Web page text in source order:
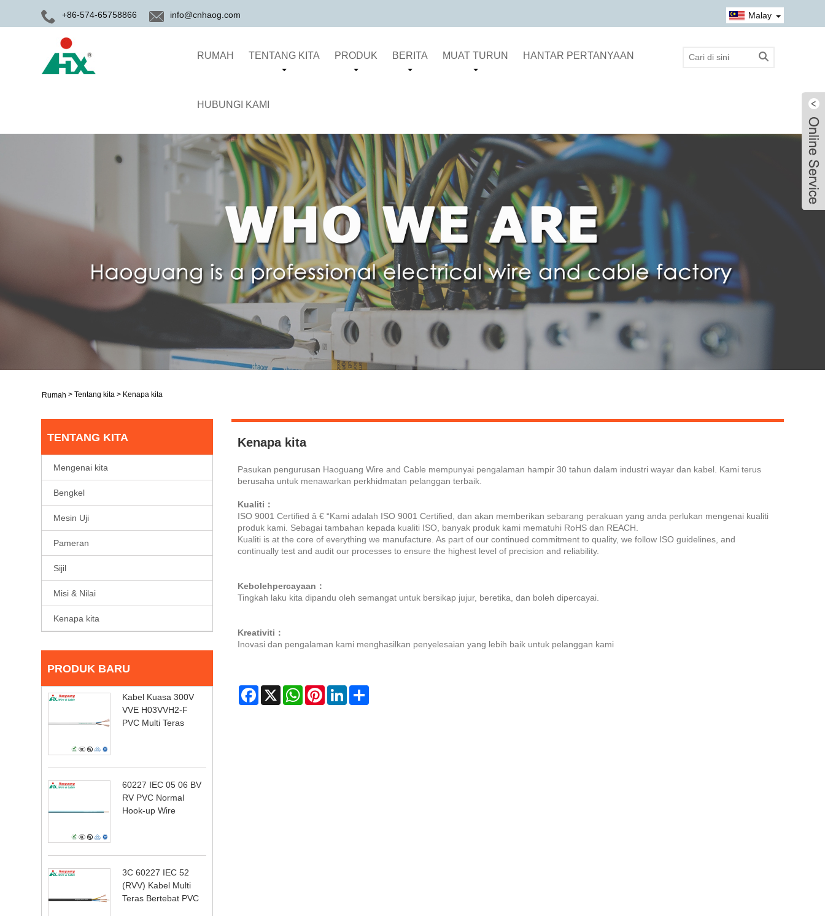
+86-574-65758866 info@cnhaog.com Malay
RUMAH TENTANG KITA PRODUK BERITA MUAT TURUN HANTAR PERTANYAAN
HUBUNGI KAMI
Rumah > Tentang kita > Kenapa kita
TENTANG KITA
Mengenai kita
Bengkel
Mesin Uji
Pameran
Sijil
Misi & Nilai
Kenapa kita
PRODUK BARU
Kabel Kuasa 300V
VVE H03VVH2-F
PVC Multi Teras
60227 IEC 05 06 BV
RV PVC Normal
Hook-up Wire
3C 60227 IEC 52
(RVV) Kabel Multi
Teras Bertebat PVC
Kenapa kita
Pasukan pengurusan Haoguang Wire and Cable mempunyai pengalaman hampir 30 tahun dalam industri wayar dan kabel. Kami terus
berusaha untuk menawarkan perkhidmatan pelanggan terbaik.
Kualiti ：
ISO 9001 Certified â € “Kami adalah ISO 9001 Certified, dan akan memberikan sebarang perakuan yang anda perlukan mengenai kualiti
produk kami. Sebagai tambahan kepada kualiti ISO, banyak produk kami mematuhi RoHS dan REACH.
Kualiti is at the core of everything we manufacture. As part of our continued commitment to quality, we follow ISO guidelines, and
continually test and audit our processes to ensure the highest level of precision and reliability.
Kebolehpercayaan ：
Tingkah laku kita dipandu oleh semangat untuk bersikap jujur, beretika, dan boleh dipercayai.
Kreativiti ：
Inovasi dan pengalaman kami menghasilkan penyelesaian yang lebih baik untuk pelanggan kami
Facebook
X WhatsAppPinterestLinkedIn